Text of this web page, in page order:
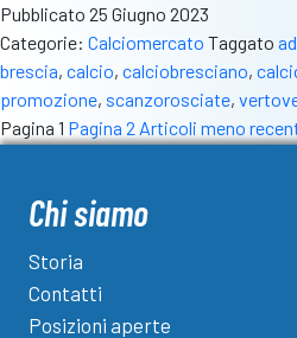
in
uscita
Pubblicato 25 Giugno 2023
Categorie: Calciomercato Taggato
brescia, calcio, calciobresciano,
promozione, scanzorosciate,
Paginazione
articoli
Pagina 1 Pagina 2 Articoli meno
Chi siamo
Storia
Contatti
Posizioni aperte